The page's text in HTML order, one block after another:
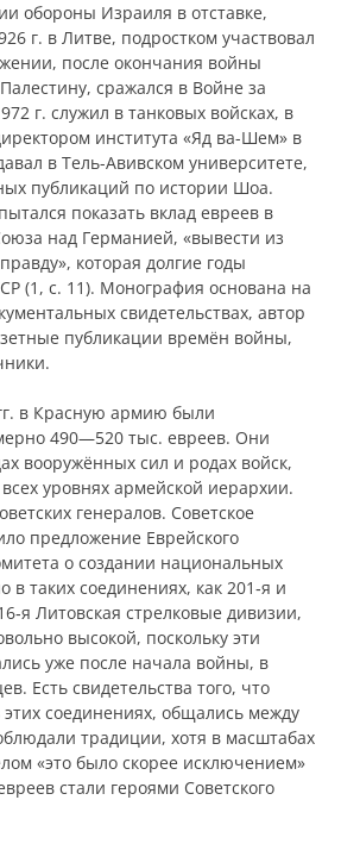
обороны Израиля в отставке,
г. в Литве, подростком участвовал
после окончания войны
сражался в Войне за
г. служил в танковых войсках, в
института «Яд ва-Шем» в
в Тель-Авивском университете,
публикаций по истории Шоа.
показать вклад евреев в
над Германией, «вывести из
которая долгие годы
(1, с. 11). Монография основана на
свидетельствах, автор
публикации времён войны,
в Красную армию были
490—520 тыс. евреев. Они
вооружённых сил и родах войск,
уровнях армейской иерархии.
генералов. Советское
предложение Еврейского
о создании национальных
в таких соединениях, как 201‑я и
Литовская стрелковые дивизии,
высокой, поскольку эти
уже после начала войны, в
Есть свидетельства того, что
соединениях, общались между
традиции, хотя в масштабах
«это было скорее исключением»
стали героями Советского